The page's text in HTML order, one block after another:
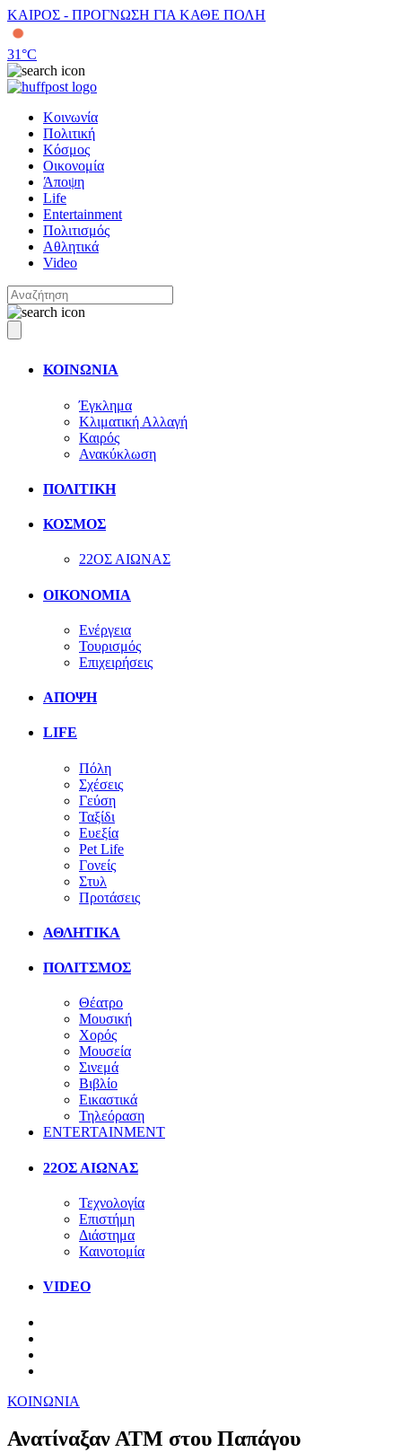
ΚΑΙΡΟΣ - ΠΡΟΓΝΩΣΗ ΓΙΑ ΚΑΘΕ ΠΟΛΗ
31°C
Κοινωνία
Πολιτική
Κόσμος
Οικονομία
Άποψη
Life
Entertainment
Πολιτισμός
Αθλητικά
Video
ΚΟΙΝΩΝΙΑ
Έγκλημα
Κλιματική Αλλαγή
Καιρός
Ανακύκλωση
ΠΟΛΙΤΙΚΗ
ΚΟΣΜΟΣ
22ΟΣ ΑΙΩΝΑΣ
ΟΙΚΟΝΟΜΙΑ
Ενέργεια
Τουρισμός
Επιχειρήσεις
ΑΠΟΨΗ
LIFE
Πόλη
Σχέσεις
Γεύση
Ταξίδι
Ευεξία
Pet Life
Γονείς
Στυλ
Προτάσεις
ΑΘΛΗΤΙΚΑ
ΠΟΛΙΤΣΜΟΣ
Θέατρο
Μουσική
Χορός
Μουσεία
Σινεμά
Βιβλίο
Εικαστικά
Τηλεόραση
ENTERTAINMENT
22ΟΣ ΑΙΩΝΑΣ
Τεχνολογία
Επιστήμη
Διάστημα
Καινοτομία
VIDEO
ΚΟΙΝΩΝΙΑ
Ανατίναξαν ΑΤΜ στου Παπάγου